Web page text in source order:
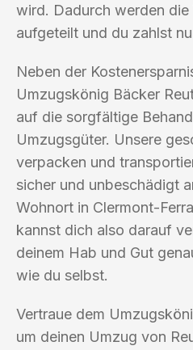
wird. Dadurch werden
aufgeteilt und du zahlst
Neben der
Umzugskönig Bäcker
auf die sorgfältige
Umzugsgüter. Unsere
verpacken und
sicher und unbeschädigt
Wohnort in Clermont-
kannst dich also darauf
deinem Hab und Gut
wie du selbst.
Vertraue dem
um deinen Umzug von